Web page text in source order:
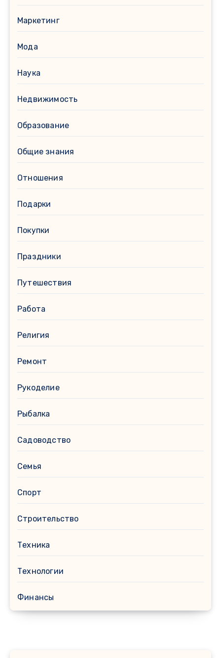
Маркетинг
Мода
Наука
Недвижимость
Образование
Общие знания
Отношения
Подарки
Покупки
Праздники
Путешествия
Работа
Религия
Ремонт
Рукоделие
Рыбалка
Садоводство
Семья
Спорт
Строительство
Техника
Технологии
Финансы